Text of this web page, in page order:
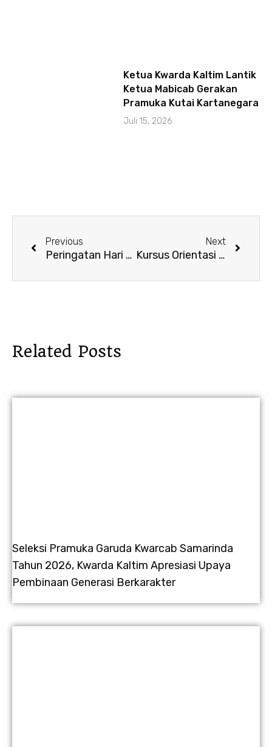
Ketua Kwarda Kaltim Lantik
Ketua Mabicab Gerakan
Pramuka Kutai Kartanegara
Juli 15, 2026
Previous
Peringatan Hari Pramuka ke-63 Tingkat Daerah Kalimantan Timur Tahun 2024
Next
Kursus Orientasi Kepramukaan Bagi Kepala Sekolah SMA dan SMK se-Kalimantan Timur
Related Posts
Seleksi Pramuka Garuda Kwarcab Samarinda
Tahun 2026, Kwarda Kaltim Apresiasi Upaya
Pembinaan Generasi Berkarakter